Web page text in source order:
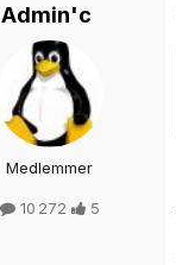
Admin'c
Medlemmer
10 272 5